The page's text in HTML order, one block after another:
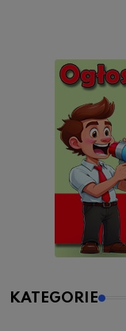
KATEGORIE